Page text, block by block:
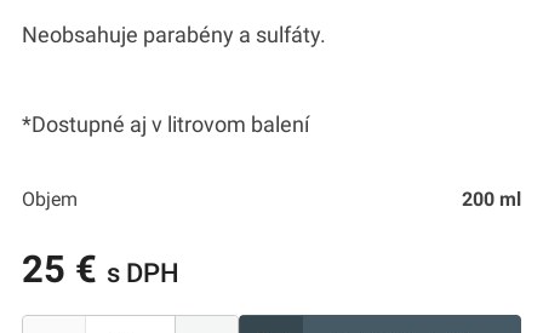
Neobsahuje parabény a sulfáty.
*Dostupné aj v litrovom balení
Objem 200 ml
25 € s DPH